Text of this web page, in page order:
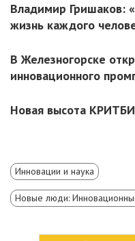
Владимир Гришаков:
жизнь каждого
В Железногорске
инновационного
Новая высота КРИТБИ
Инновации и наука
Новые люди: